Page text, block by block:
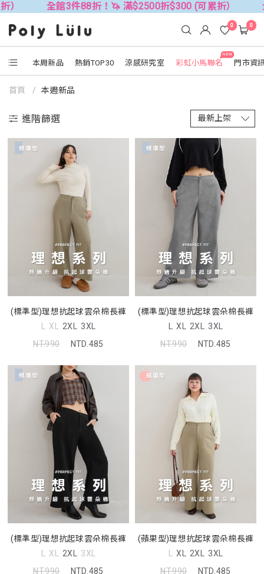
館3件88折！🦄 滿$2500折$300 (可累折） 全館3件88
本周新品 熱銷TOP30 涼感研究室
NEW
彩虹小馬聯名 門市資
0 0
首頁 本週新品
進階篩選
(標準型)理想抗起球雲朵棉長褲
L XL 2XL 3XL
NT.990
NTD.485
(標準型)理想抗起球雲朵棉長褲
L XL 2XL 3XL
NT.990
NTD.485
(標準型)理想抗起球雲朵棉長褲
L XL 2XL 3XL
NT.990
NTD.485
(蘋果型)理想抗起球雲朵棉長褲
L XL 2XL 3XL
NT.990
NTD.485